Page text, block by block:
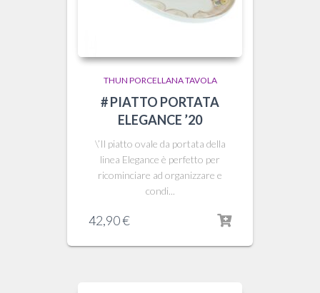
THUN PORCELLANA TAVOLA
# PIATTO PORTATA
ELEGANCE ’20
\’Il piatto ovale da portata della
linea Elegance è perfetto per
ricominciare ad organizzare e
condi...
42,90€